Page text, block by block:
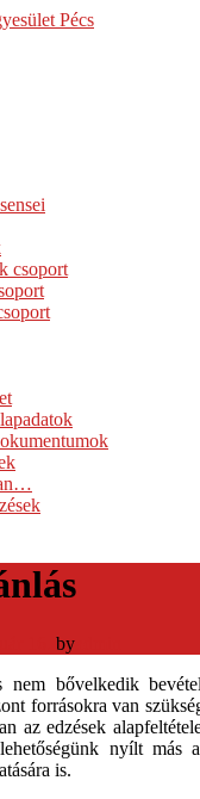
csoport
by
nem bővelkedik
forrásokra van
az edzések
nyílt más
is.